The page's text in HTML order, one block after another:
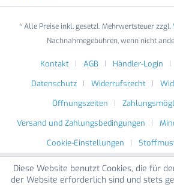
* Alle Preise inkl. gesetzl. Mehrwertsteuer zzgl.
Nachnahmegebühren, wenn nicht
Kontakt AGB Händler-Login
Datenschutz
Widerrufsrecht
Öffnungszeiten
Versand und Zahlungsbedingungen
Cookie-Einstellungen
Diese Website benutzt Cookies, die für
der Website erforderlich sind und stets